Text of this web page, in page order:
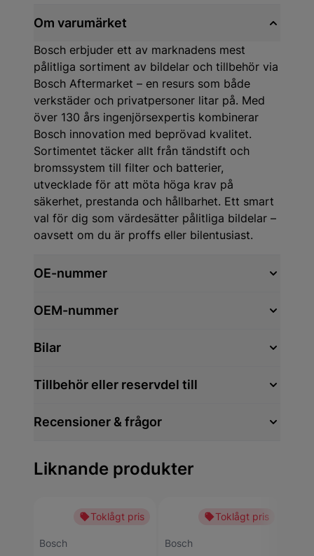
Om varumärket
Bosch erbjuder ett av marknadens mest
pålitliga sortiment av bildelar och tillbehör via
Bosch Aftermarket – en resurs som både
verkstäder och privatpersoner litar på. Med
över 130 års ingenjörsexpertis kombinerar
Bosch innovation med beprövad kvalitet.
Sortimentet täcker allt från tändstift och
bromssystem till filter och batterier,
utvecklade för att möta höga krav på
säkerhet, prestanda och hållbarhet. Ett smart
val för dig som värdesätter pålitliga bildelar –
oavsett om du är proffs eller bilentusiast.
OE-nummer
OEM-nummer
Bilar
Tillbehör eller reservdel till
Recensioner & frågor
Liknande produkter
Toklågt pris
Bosch
Toklågt pris
Bosch